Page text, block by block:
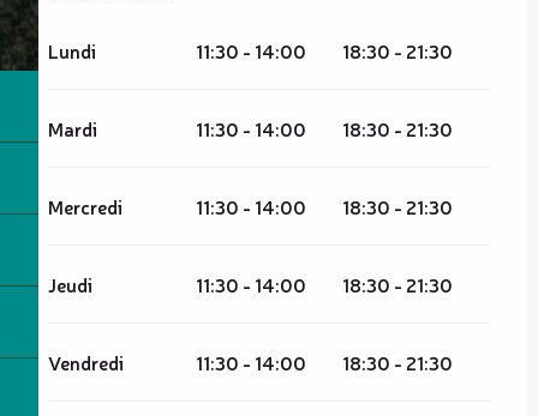
Lundi 11:30 - 14:00 18:30 - 21:30
Mardi 11:30 - 14:00 18:30 - 21:30
Mercredi 11:30 - 14:00 18:30 - 21:30
Jeudi 11:30 - 14:00 18:30 - 21:30
Vendredi 11:30 - 14:00 18:30 - 21:30